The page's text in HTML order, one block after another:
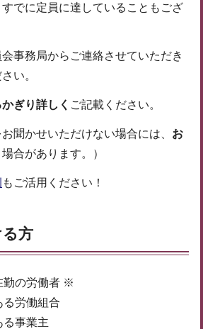
でに定員に達していることもござ
事務局からご連絡させていただき
い。
ぎり詳しく ご記載ください。
聞かせいただけない場合には、 お
合があります。）
もご活用ください！
方
勤の労働者 ※
る労働組合
る事業主